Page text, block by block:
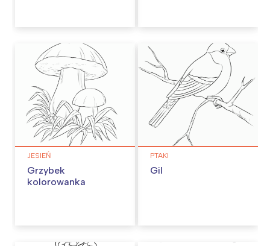
JESIEŃ
Grzybek
kolorowanka
PTAKI
Gil